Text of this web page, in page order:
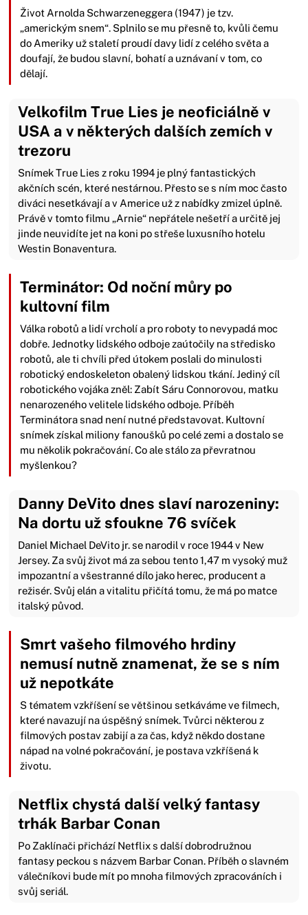
Život Arnolda Schwarzeneggera (1947) je tzv.
„americkým snem“. Splnilo se mu přesně to, kvůli čemu
do Ameriky už staletí proudí davy lidí z celého světa a
doufají, že budou slavní, bohatí a uznávaní v tom, co
dělají.
Velkofilm True Lies je neoficiálně v
USA a v některých dalších zemích v
trezoru
Snímek True Lies z roku 1994 je plný fantastických
akčních scén, které nestárnou. Přesto se s ním moc často
diváci nesetkávají a v Americe už z nabídky zmizel úplně.
Právě v tomto filmu „Arnie“ nepřátele nešetří a určitě jej
jinde neuvidíte jet na koni po střeše luxusního hotelu
Westin Bonaventura.
Terminátor: Od noční můry po
kultovní film
Válka robotů a lidí vrcholí a pro roboty to nevypadá moc
dobře. Jednotky lidského odboje zaútočily na středisko
robotů, ale ti chvíli před útokem poslali do minulosti
robotický endoskeleton obalený lidskou tkání. Jediný cíl
robotického vojáka zněl: Zabít Sáru Connorovou, matku
nenarozeného velitele lidského odboje. Příběh
Terminátora snad není nutné představovat. Kultovní
snímek získal miliony fanoušků po celé zemi a dostalo se
mu několik pokračování. Co ale stálo za převratnou
myšlenkou?
Danny DeVito dnes slaví narozeniny:
Na dortu už sfoukne 76 svíček
Daniel Michael DeVito jr. se narodil v roce 1944 v New
Jersey. Za svůj život má za sebou tento 1,47 m vysoký muž
impozantní a všestranné dílo jako herec, producent a
režisér. Svůj elán a vitalitu přičítá tomu, že má po matce
italský původ.
Smrt vašeho filmového hrdiny
nemusí nutně znamenat, že se s ním
už nepotkáte
S tématem vzkříšení se většinou setkáváme ve filmech,
které navazují na úspěšný snímek. Tvůrci některou z
filmových postav zabijí a za čas, když někdo dostane
nápad na volné pokračování, je postava vzkříšená k
životu.
Netflix chystá další velký fantasy
trhák Barbar Conan
Po Zaklínači přichází Netflix s další dobrodružnou
fantasy peckou s názvem Barbar Conan. Příběh o slavném
válečníkovi bude mít po mnoha filmových zpracováních i
svůj seriál.